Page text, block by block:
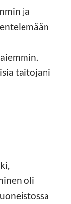
ja
taitojani
oli